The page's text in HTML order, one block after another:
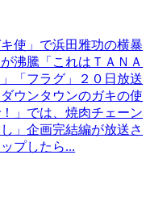
使」で浜田雅功の横暴
沸騰「これはＴＡＮＡ
「フラグ」２０日放送
ウンタウンのガキの使
」では、焼肉チェーン
」企画完結編が放送さ
プしたら...